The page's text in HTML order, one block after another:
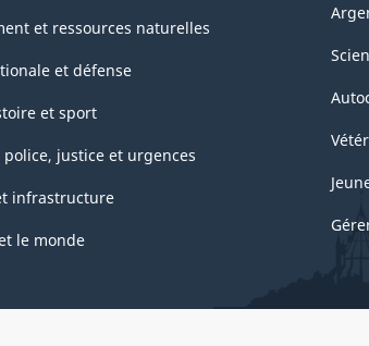
et ressources naturelles
et défense
et sport
police, justice et urgences
infrastructure
le monde